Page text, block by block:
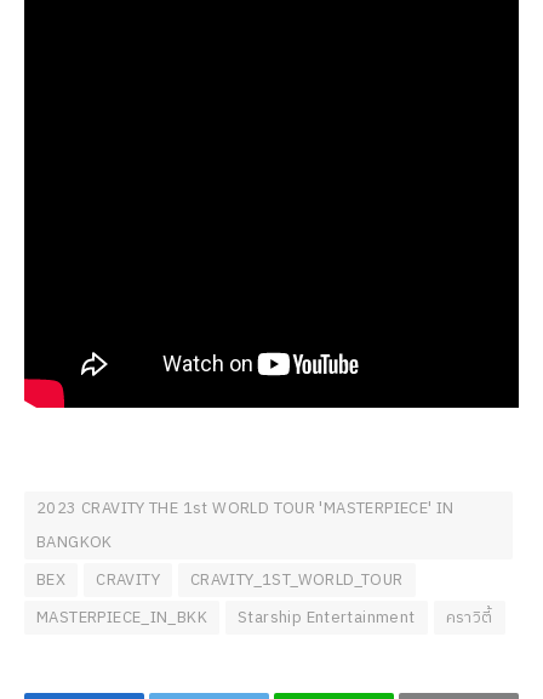
2023 CRAVITY THE 1st WORLD TOUR 'MASTERPIECE' IN
BANGKOK
BEX
CRAVITY
CRAVITY_1ST_WORLD_TOUR
MASTERPIECE_IN_BKK
Starship Entertainment คราวิตี้